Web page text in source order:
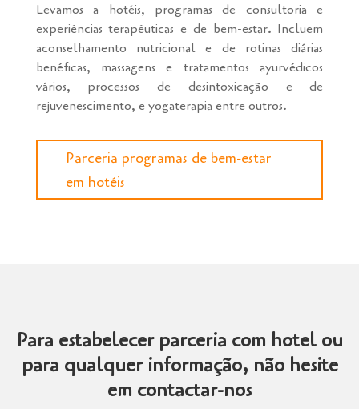
Levamos a hotéis, programas de consultoria e
experiências terapêuticas e de bem-estar. Incluem
aconselhamento nutricional e de rotinas diárias
benéficas, massagens e tratamentos ayurvédicos
vários, processos de desintoxicação e de
rejuvenescimento, e yogaterapia entre outros.
Parceria programas de bem-estar
em hotéis
Para estabelecer parceria com hotel ou
para qualquer informação, não hesite
em contactar-nos